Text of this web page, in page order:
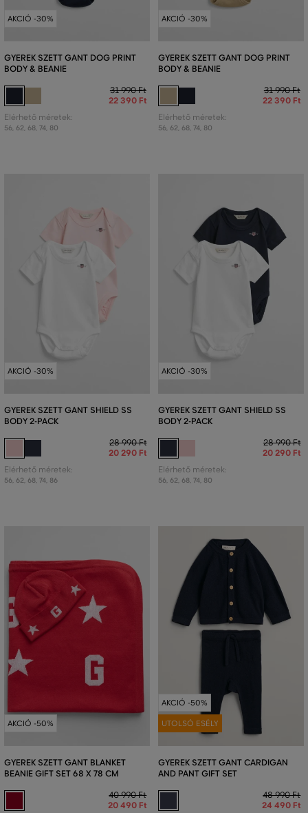
AKCIÓ -30%
GYEREK SZETT GANT DOG PRINT
BODY & BEANIE
31 990 Ft
22 390 Ft
Elérhető méretek:
56, 62, 68, 74, 80
AKCIÓ -30%
GYEREK SZETT GANT DOG PRINT
BODY & BEANIE
31 990 Ft
22 390 Ft
Elérhető méretek:
56, 62, 68, 74, 80
AKCIÓ -30%
GYEREK SZETT GANT SHIELD SS
BODY 2-PACK
28 990 Ft
20 290 Ft
Elérhető méretek:
56, 62, 68, 74, 86
AKCIÓ -30%
GYEREK SZETT GANT SHIELD SS
BODY 2-PACK
28 990 Ft
20 290 Ft
Elérhető méretek:
56, 62, 68, 74, 80
AKCIÓ -50%
GYEREK SZETT GANT BLANKET
BEANIE GIFT SET 68 X 78 CM
40 990 Ft
20 490 Ft
AKCIÓ -50%
UTOLSÓ ESÉLY
GYEREK SZETT GANT CARDIGAN
AND PANT GIFT SET
48 990 Ft
24 490 Ft